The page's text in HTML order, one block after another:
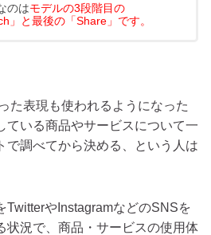
のはモデルの3段階目の
」と最後の「Share」です。
た表現も使われるようになった
ている商品やサービスについて一
で調べてから決める、という人は
TwitterやInstagramなどのSNSを
状況で、商品・サービスの使用体